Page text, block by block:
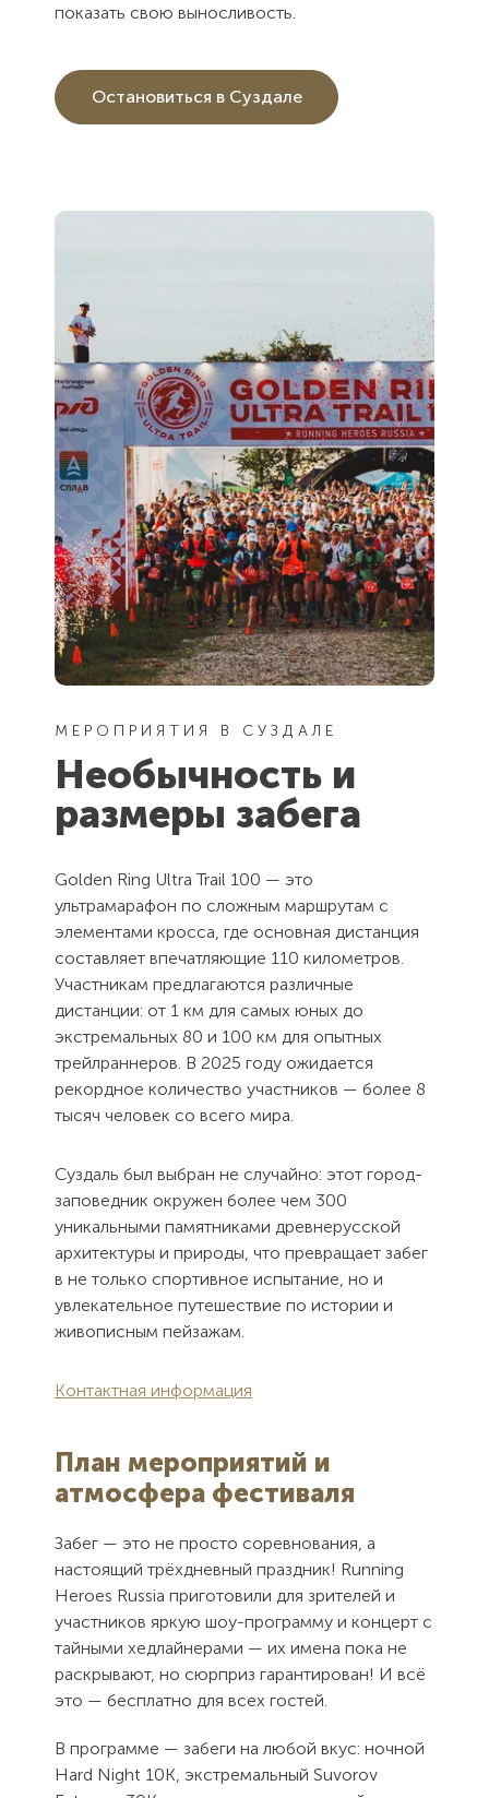
показать свою выносливость.
Остановиться в Суздале
МЕРОПРИЯТИЯ В СУЗДАЛЕ
Необычность и
размеры забега
Golden Ring Ultra Trail 100 — это
ультрамарафон по сложным маршрутам с
элементами кросса, где основная дистанция
составляет впечатляющие 110 километров.
Участникам предлагаются различные
дистанции: от 1 км для самых юных до
экстремальных 80 и 100 км для опытных
трейлраннеров. В 2025 году ожидается
рекордное количество участников — более 8
тысяч человек со всего мира.
Суздаль был выбран не случайно: этот город-
заповедник окружен более чем 300
уникальными памятниками древнерусской
архитектуры и природы, что превращает забег
в не только спортивное испытание, но и
увлекательное путешествие по истории и
живописным пейзажам.
Контактная информация
План мероприятий и
атмосфера фестиваля
Забег — это не просто соревнования, а
настоящий трёхдневный праздник! Running
Heroes Russia приготовили для зрителей и
участников яркую шоу-программу и концерт с
тайными хедлайнерами — их имена пока не
раскрывают, но сюрприз гарантирован! И всё
это — бесплатно для всех гостей.
В программе — забеги на любой вкус: ночной
Hard Night 10K, экстремальный Suvorov